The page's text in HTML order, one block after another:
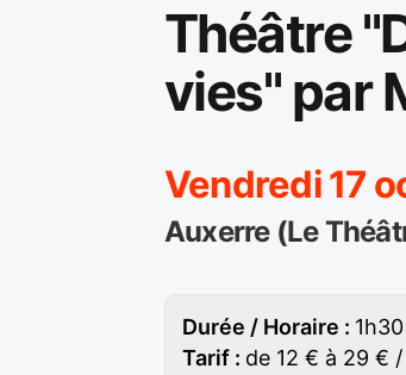
Théâtre
vies" par
Vendredi 17
Auxerre (Le
Durée / Horaire : 1h30
Tarif : de 12 € à 29 €